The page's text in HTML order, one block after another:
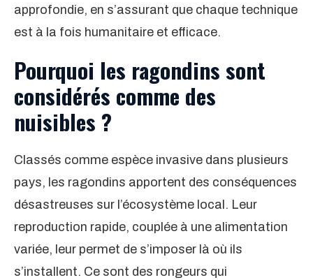
approfondie, en s’assurant que chaque technique
est à la fois humanitaire et efficace.
Pourquoi les ragondins sont
considérés comme des
nuisibles ?
Classés comme espèce invasive dans plusieurs
pays, les ragondins apportent des conséquences
désastreuses sur l’écosystème local. Leur
reproduction rapide, couplée à une alimentation
variée, leur permet de s’imposer là où ils
s’installent. Ce sont des rongeurs qui